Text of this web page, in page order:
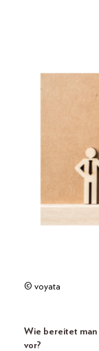
© voyata
Wie bereitet man
vor?